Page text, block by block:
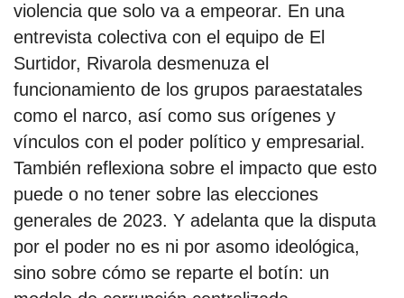
por formato
violencia que solo va a empeorar. En una
entrevista colectiva con el equipo de El
Surtidor, Rivarola desmenuza el
funcionamiento de los grupos paraestatales
como el narco, así como sus orígenes y
vínculos con el poder político y empresarial.
También reflexiona sobre el impacto que esto
puede o no tener sobre las elecciones
generales de 2023. Y adelanta que la disputa
por el poder no es ni por asomo ideológica,
sino sobre cómo se reparte el botín: un